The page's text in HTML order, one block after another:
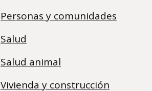
Personas y comunidades
Salud
Salud animal
Vivienda y construcción